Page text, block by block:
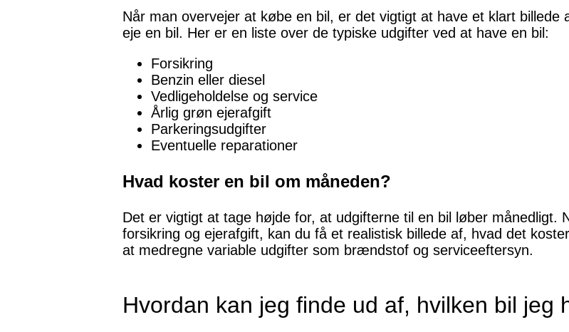
Når man overvejer at købe en bil, er det vigtigt at have et klart
eje en bil. Her er en liste over de typiske udgifter ved at have en bil:
Forsikring
Benzin eller diesel
Vedligeholdelse og service
Årlig grøn ejerafgift
Parkeringsudgifter
Eventuelle reparationer
Hvad koster en bil om måneden?
Det er vigtigt at tage højde for, at udgifterne til en bil løber månedligt.
forsikring og ejerafgift, kan du få et realistisk billede af, hvad det
at medregne variable udgifter som brændstof og serviceeftersyn.
Hvordan kan jeg finde ud af, hvilken bil jeg